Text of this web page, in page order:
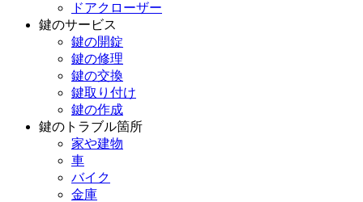
ドアクローザー
鍵のサービス
鍵の開錠
鍵の修理
鍵の交換
鍵取り付け
鍵の作成
鍵のトラブル箇所
家や建物
車
バイク
金庫